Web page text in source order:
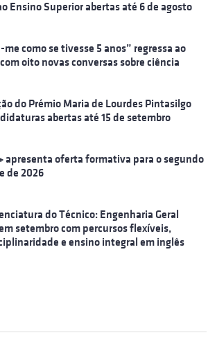
Ensino Superior abertas até 6 de agosto
me como se tivesse 5 anos” regressa ao
oito novas conversas sobre ciência
do Prémio Maria de Lourdes Pintasilgo
abertas até 15 de setembro
apresenta oferta formativa para o segundo
de 2026
do Técnico: Engenharia Geral
setembro com percursos flexíveis,
e ensino integral em inglês